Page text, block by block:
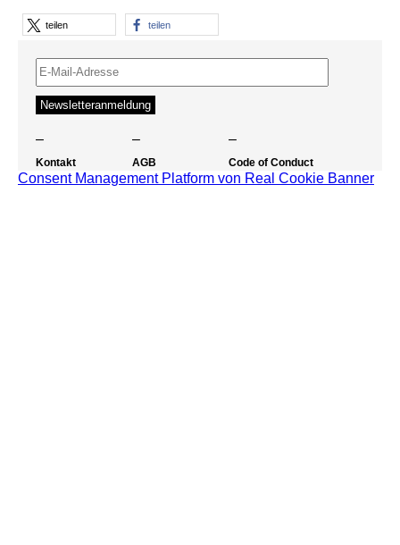
teilen teilen
– – –
Kontakt
Impressum
AGB
Datenschutz
Code of Conduct
Barrierefreiheit
Consent Management Platform von Real Cookie Banner